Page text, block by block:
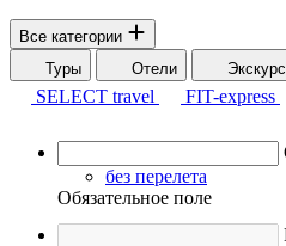
Все категории
Туры
Отели
SELECT travel
FIT-express
без перелета
Обязательное поле